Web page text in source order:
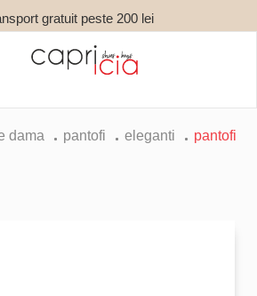
gratuit peste 200 lei
dama pantofi eleganti
pantofi